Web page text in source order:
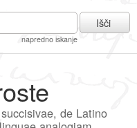
napredno iskanje
Išči
de Latino